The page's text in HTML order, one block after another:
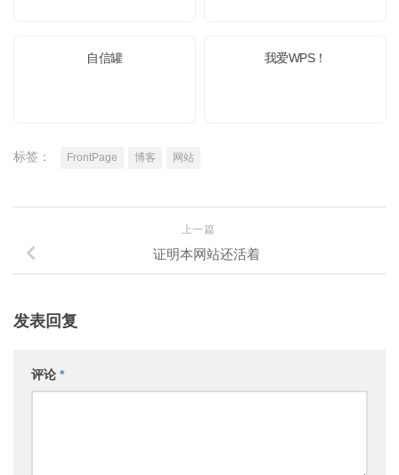
自信罐 我爱WPS！
标签： FrontPage 博客 网站
上一篇
证明本网站还活着
发表回复
评论 *